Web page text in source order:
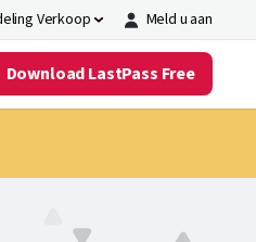
Verkoop Meld u aan
Download LastPass Free